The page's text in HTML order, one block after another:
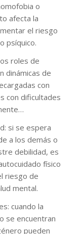
o
afecta la
el riesgo
psíquico.
roles de
dinámicas de
con
con dificultades
si se espera
a los demás o
debilidad, es
físico
riesgo de
mental.
cuando la
se encuentran
pueden